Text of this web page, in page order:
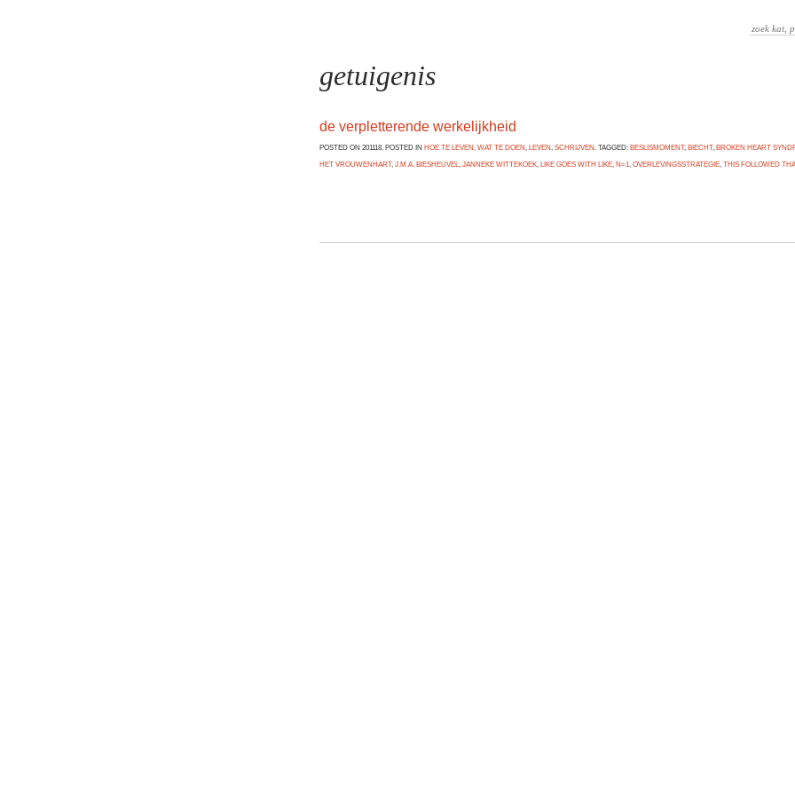
getuigenis
de verpletterende werkelijkheid
POSTED ON 201118. POSTED IN HOE TE LEVEN, WAT TE DOEN, LEVEN, SCHRIJVEN. TAGGED: BESLISMOMENT, BIECHT, BROKEN HEART
HET VROUWENHART, J.M.A. BIESHEUVEL, JANNEKE WITTEKOEK, LIKE GOES WITH LIKE, N=1, OVERLEVINGSSTRATEGIE, THIS FOLLOWED